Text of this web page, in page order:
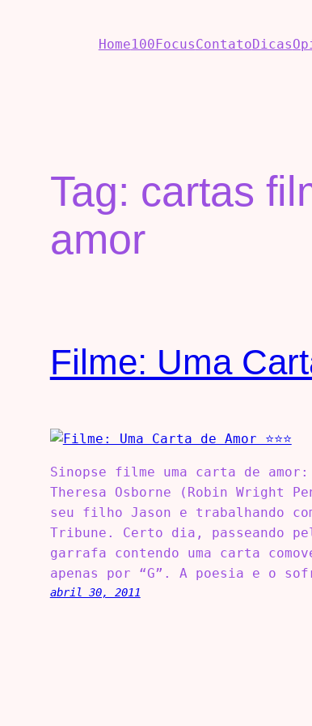
Home100FocusContatoDicas
Tag: cartas
amor
Filme: Uma
Sinopse filme uma carta de
Theresa Osborne (Robin Wright
seu filho Jason e trabalhando
Tribune. Certo dia, passeando
garrafa contendo uma carta
apenas por “G”. A poesia e o
abril 30, 2011